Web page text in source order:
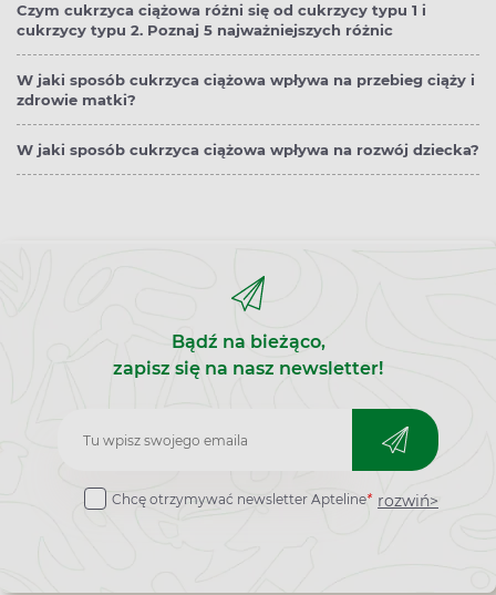
Czym cukrzyca ciążowa różni się od cukrzycy typu 1 i
cukrzycy typu 2. Poznaj 5 najważniejszych różnic
W jaki sposób cukrzyca ciążowa wpływa na przebieg ciąży i
zdrowie matki?
W jaki sposób cukrzyca ciążowa wpływa na rozwój dziecka?
Bądź na bieżąco,
zapisz się na nasz newsletter!
Zapisz
do
Chcę otrzymywać newsletter Apteline* rozwiń>